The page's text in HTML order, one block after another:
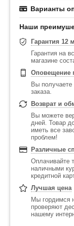
Варианты
Наши
Гарантия 12
Гарантия на
магазине
Оповещение
Вы
заказа.
Возврат и
Вы можете
дней. Товар
иметь все
проблем!
Различные
Оплачивайте
наличными
кредитной
Лучшая цена
Мы гордимся
проверяют
нашему